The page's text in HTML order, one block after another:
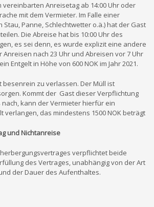
vereinbarten Anreisetag ab 14:00 Uhr oder
mit dem Vermieter. Im Falle einer
Stau, Panne, Schlechtwetter o.ä.) hat der Gast
Die Abreise hat bis 10:00 Uhr des
es sei denn, es wurde explizit eine andere
Anreisen nach 23 Uhr und Abreisen vor 7 Uhr
Entgelt in Höhe von 600 NOK im Jahr 2021.
besenrein zu verlassen. Der Müll ist
Kommt der Gast dieser Verpflichtung
kann der Vermieter hierfür ein
verlangen, das mindestens 1500 NOK beträgt
und Nichtanreise
verpflichtet beide
des Vertrages, unabhängig von der Art
der Dauer des Aufenthaltes.